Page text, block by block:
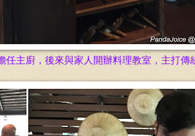
任主廚，後來與家人開辦料理教室，主打